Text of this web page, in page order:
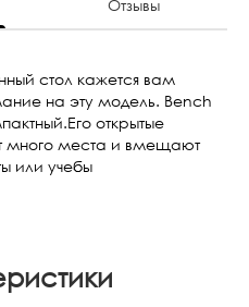
Отзывы
стол кажется вам
на эту модель. Bench
открытые
много места и вмещают
или учебы